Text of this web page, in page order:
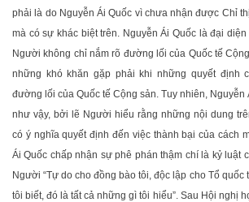
phải là do Nguyễn Ái Quốc vì chưa nhận được Chỉ
mà có sự khác biệt trên. Nguyễn Ái Quốc là đại
Người không chỉ nắm rõ đường lối của Quốc tế
những khó khăn gặp phải khi những quyết định
đường lối của Quốc tế Cộng sản. Tuy nhiên, Nguyễn
như vậy, bởi lẽ Người hiểu rằng những nội dung
có ý nghĩa quyết định đến việc thành bại của cách
Ái Quốc chấp nhận sự phê phán thậm chí là kỷ luật
Người “Tự do cho đồng bào tôi, độc lập cho Tổ quốc
tôi biết, đó là tất cả những gì tôi hiểu”. Sau Hội nghị